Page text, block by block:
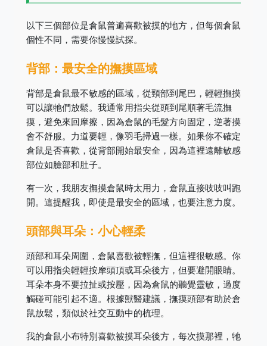
以下三個部位是倉鼠普遍喜歡被摸的地方，但每個倉鼠
個性不同，需要你慢慢試探。
背部：最安全的撫摸區域
背部是倉鼠最不敏感的區域，從頸部到尾巴，輕輕撫摸
可以讓牠們放鬆。我通常用指尖從頭到尾順著毛流撫
摸，避免來回摩擦，因為倉鼠的毛髮方向固定，逆著摸
會不舒服。力道要輕，像羽毛掃過一樣。如果你不確定
倉鼠是否喜歡，從背部開始最安全，因為這裡遠離敏感
部位如臉部和肚子。
有一次，我朋友撫摸倉鼠時太用力，倉鼠直接吱吱叫跑
開。這提醒我，即使是最安全的區域，也要注意力度。
頭部與耳朵：小心輕柔
頭部和耳朵周圍，倉鼠喜歡被輕撫，但這裡很敏感。你
可以用指尖輕輕按摩頭頂或耳朵後方，但要避開眼睛。
耳朵本身不要拉扯或按壓，因為倉鼠的聽覺靈敏，過度
觸碰可能引起不適。根據獸醫建議，撫摸頭部有助於倉
鼠放鬆，類似於社交互動中的梳理。
我的倉鼠小布特別喜歡被摸耳朵後方，每次摸那裡，牠